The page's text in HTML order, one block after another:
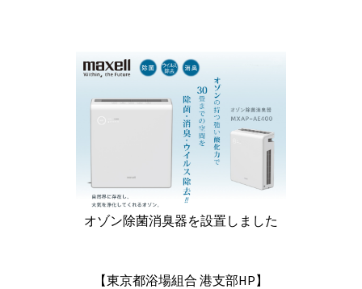
オゾン除菌消臭器を設置しました
【東京都浴場組合 港支部HP】